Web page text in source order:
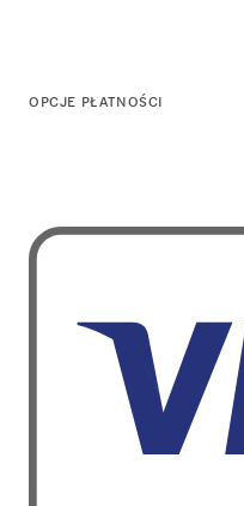
OPCJE PŁATNOŚCI